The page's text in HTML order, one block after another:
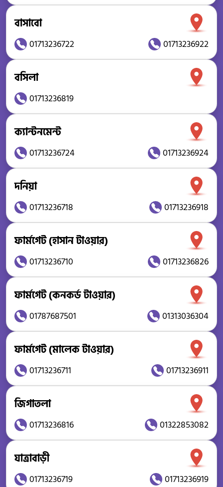
বাসাবো
01713236722 01713236922
বসিলা
01713236819
ক্যান্টনমেন্ট
01713236724 01713236924
দনিয়া
01713236718 01713236918
ফার্মগেট (হাসান টাওয়ার)
01713236710 01713236826
ফার্মগেট (কনকর্ড টাওয়ার)
01787687501 01313036304
ফার্মগেট (মালেক টাওয়ার)
01713236711 01713236911
জিগাতলা
01713236816 01322853082
যাত্রাবাড়ী
01713236719 01713236919